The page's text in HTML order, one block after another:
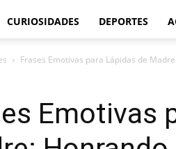
CURIOSIDADES DEPORTES
Frases Emotivas para Lápidas de
Emotivas